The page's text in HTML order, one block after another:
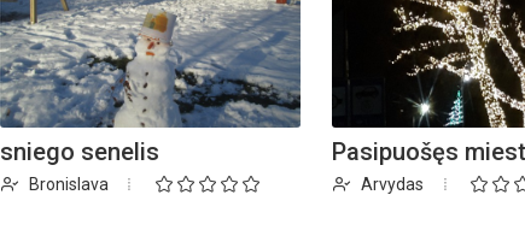
Biblioteka kviečia į
rugpjūčio
sniego senelis
Bronislava
Pasipuošęs
Arvydas